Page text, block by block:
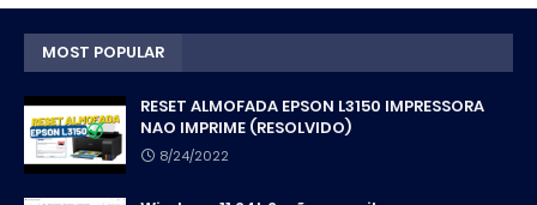
MOST POPULAR
RESET ALMOFADA EPSON L3150 IMPRESSORA
NAO IMPRIME (RESOLVIDO)
8/24/2022